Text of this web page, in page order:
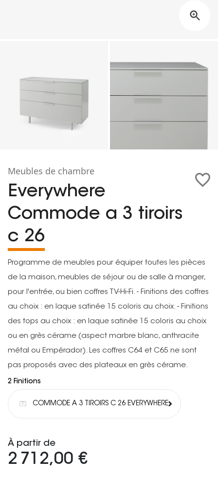
Meubles de chambre
Everywhere
Commode a 3 tiroirs
c 26
Programme de meubles pour équiper toutes les pièces
de la maison, meubles de séjour ou de salle à manger,
pour l'entrée, ou bien coffres TV-Hi-Fi. - Finitions des coffres
au choix : en laque satinée 15 coloris au choix. - Finitions
des tops au choix : en laque satinée 15 coloris au choix
ou en grès cérame (aspect marbre blanc, anthracite
métal ou Empérador). Les coffres C64 et C65 ne sont
pas proposés avec des plateaux en grès cérame.
2 Finitions
COMMODE A 3 TIROIRS C 26 EVERYWHERE
À partir de
2 712,00 €